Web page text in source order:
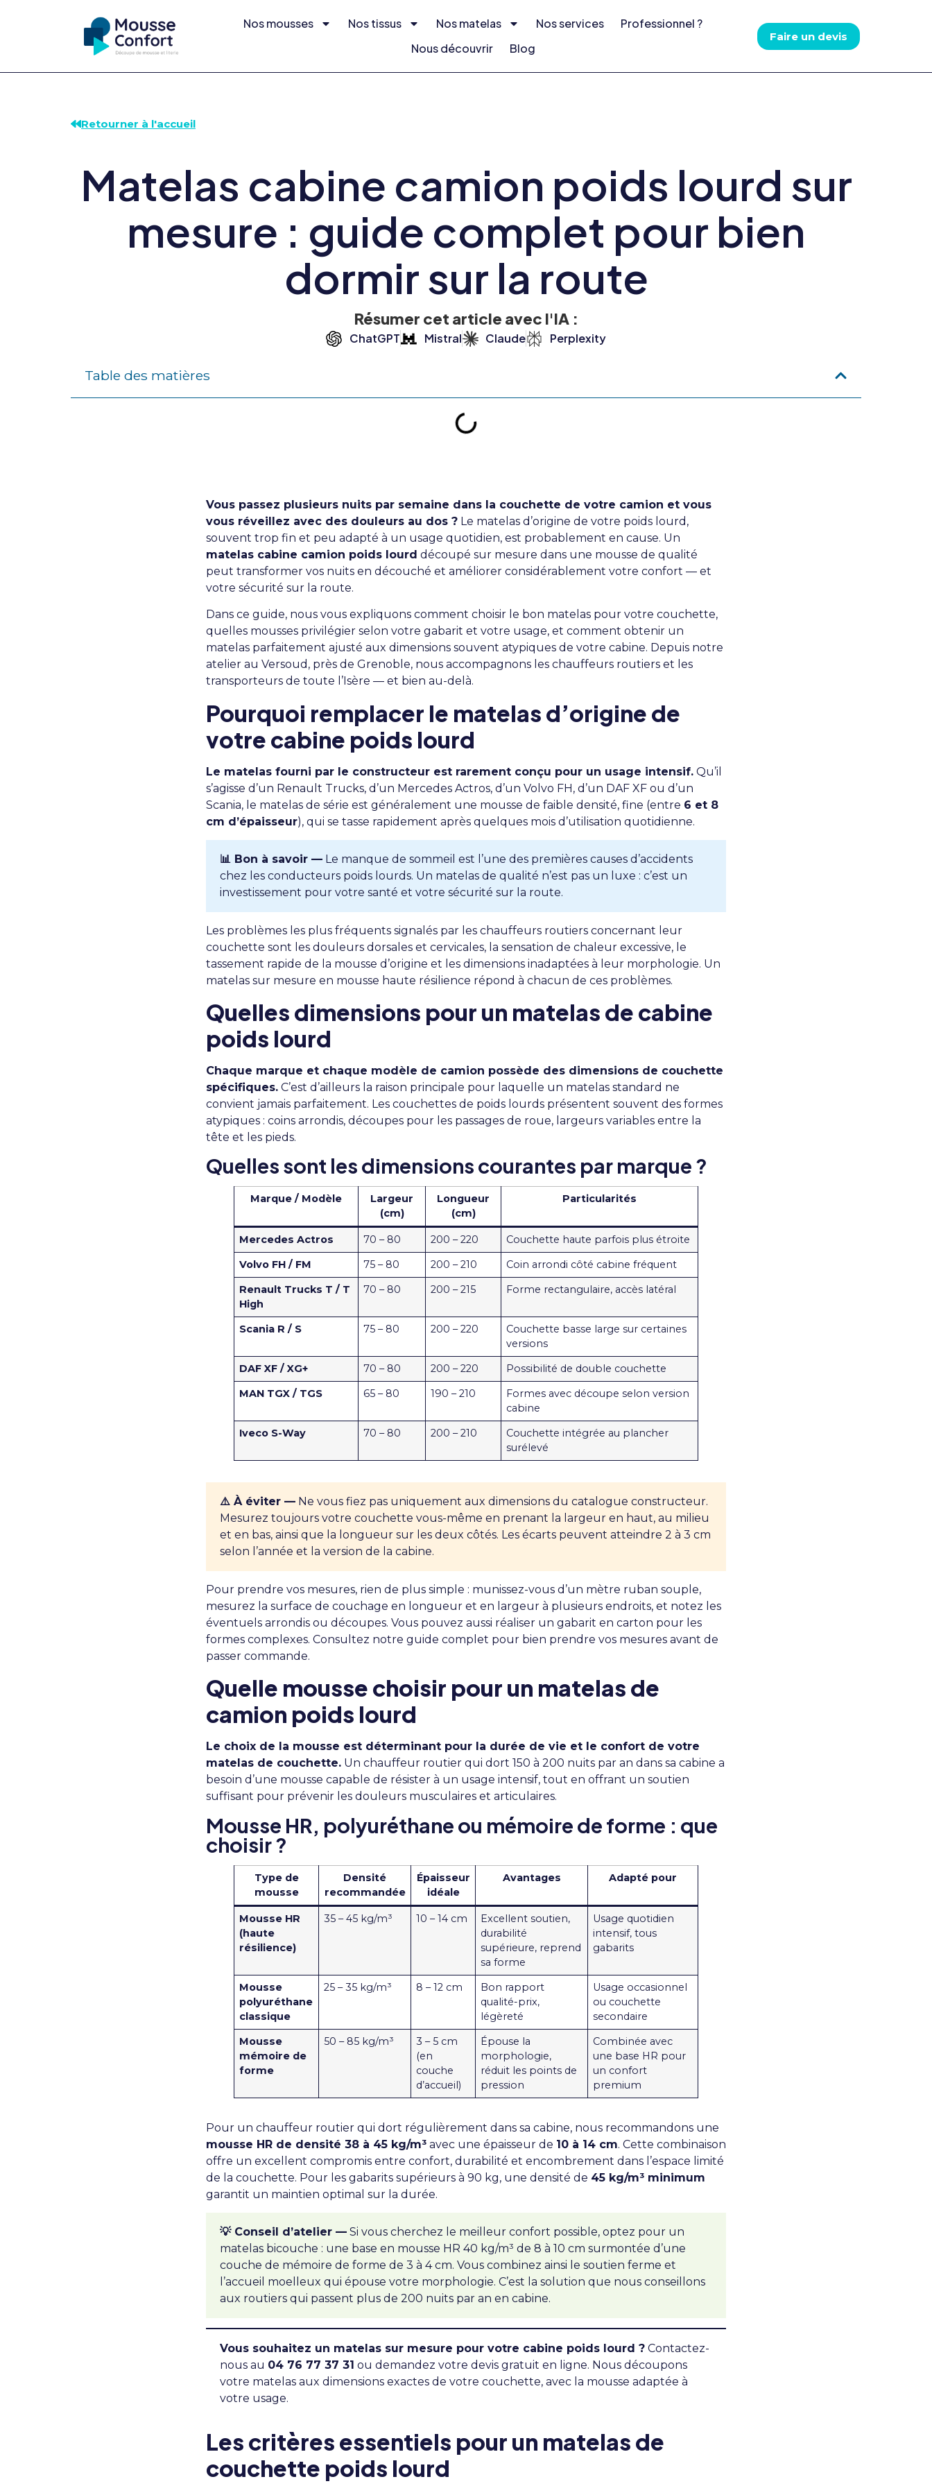
Nos mousses Nos tissus Nos matelas Nos services
Professionnel ?
Nous découvrir
Blog
Faire un devis
Retourner à l'accueil
Matelas cabine camion poids lourd sur
mesure : guide complet pour bien
dormir sur la route
Résumer cet article avec l'IA :
ChatGPT Mistral Claude Perplexity
Table des matières
Vous passez plusieurs nuits par semaine dans la couchette de votre camion et vous
vous réveillez avec des douleurs au dos ? Le matelas d’origine de votre poids lourd,
souvent trop fin et peu adapté à un usage quotidien, est probablement en cause. Un
matelas cabine camion poids lourd découpé sur mesure dans une mousse de qualité
peut transformer vos nuits en découché et améliorer considérablement votre confort — et
votre sécurité sur la route.
Dans ce guide, nous vous expliquons comment choisir le bon matelas pour votre couchette,
quelles mousses privilégier selon votre gabarit et votre usage, et comment obtenir un
matelas parfaitement ajusté aux dimensions souvent atypiques de votre cabine. Depuis notre
atelier au Versoud, près de Grenoble, nous accompagnons les chauffeurs routiers et les
transporteurs de toute l’Isère — et bien au-delà.
Pourquoi remplacer le matelas d’origine de
votre cabine poids lourd
Le matelas fourni par le constructeur est rarement conçu pour un usage intensif. Qu’il
s’agisse d’un Renault Trucks, d’un Mercedes Actros, d’un Volvo FH, d’un DAF XF ou d’un
Scania, le matelas de série est généralement une mousse de faible densité, fine (entre 6 et 8
cm d’épaisseur), qui se tasse rapidement après quelques mois d’utilisation quotidienne.
📊 Bon à savoir — Le manque de sommeil est l’une des premières causes d’accidents
chez les conducteurs poids lourds. Un matelas de qualité n’est pas un luxe : c’est un
investissement pour votre santé et votre sécurité sur la route.
Les problèmes les plus fréquents signalés par les chauffeurs routiers concernant leur
couchette sont les douleurs dorsales et cervicales, la sensation de chaleur excessive, le
tassement rapide de la mousse d’origine et les dimensions inadaptées à leur morphologie. Un
matelas sur mesure en mousse haute résilience répond à chacun de ces problèmes.
Quelles dimensions pour un matelas de cabine
poids lourd
Chaque marque et chaque modèle de camion possède des dimensions de couchette
spécifiques. C’est d’ailleurs la raison principale pour laquelle un matelas standard ne
convient jamais parfaitement. Les couchettes de poids lourds présentent souvent des formes
atypiques : coins arrondis, découpes pour les passages de roue, largeurs variables entre la
tête et les pieds.
Quelles sont les dimensions courantes par marque ?
Marque / Modèle
Largeur
(cm)
Longueur
(cm)
Particularités
Mercedes Actros 70 – 80 200 – 220
Couchette haute parfois plus étroite
Volvo FH / FM
75 – 80 200 – 210
Coin arrondi côté cabine fréquent
Renault Trucks T / T
High
70 – 80 200 – 215 Forme rectangulaire, accès latéral
Scania R / S 75 – 80 200 – 220
Couchette basse large sur certaines
versions
DAF XF / XG+
70 – 80 200 – 220
Possibilité de double couchette
MAN TGX / TGS
65 – 80 190 – 210
Formes avec découpe selon version
cabine
Iveco S-Way
70 – 80 200 – 210
Couchette intégrée au plancher
surélevé
⚠️ À éviter — Ne vous fiez pas uniquement aux dimensions du catalogue constructeur.
Mesurez toujours votre couchette vous-même en prenant la largeur en haut, au milieu
et en bas, ainsi que la longueur sur les deux côtés. Les écarts peuvent atteindre 2 à 3 cm
selon l’année et la version de la cabine.
Pour prendre vos mesures, rien de plus simple : munissez-vous d’un mètre ruban souple,
mesurez la surface de couchage en longueur et en largeur à plusieurs endroits, et notez les
éventuels arrondis ou découpes. Vous pouvez aussi réaliser un gabarit en carton pour les
formes complexes. Consultez notre guide complet pour bien prendre vos mesures avant de
passer commande.
Quelle mousse choisir pour un matelas de
camion poids lourd
Le choix de la mousse est déterminant pour la durée de vie et le confort de votre
matelas de couchette. Un chauffeur routier qui dort 150 à 200 nuits par an dans sa cabine a
besoin d’une mousse capable de résister à un usage intensif, tout en offrant un soutien
suffisant pour prévenir les douleurs musculaires et articulaires.
Mousse HR, polyuréthane ou mémoire de forme : que
choisir ?
Type de
mousse
Densité
recommandée
Épaisseur
idéale
Avantages Adapté pour
Mousse HR
(haute
résilience)
35 – 45 kg/m³ 10 – 14 cm
Excellent soutien,
durabilité
supérieure, reprend
sa forme
Usage quotidien
intensif, tous
gabarits
Mousse
polyuréthane
classique
25 – 35 kg/m³ 8 – 12 cm
Bon rapport
qualité-prix,
légèreté
Usage occasionnel
ou couchette
secondaire
Mousse
mémoire de
forme
50 – 85 kg/m³
3 – 5 cm
(en
couche
d’accueil)
Épouse la
morphologie,
réduit les points de
pression
Combinée avec
une base HR pour
un confort
premium
Pour un chauffeur routier qui dort régulièrement dans sa cabine, nous recommandons une
mousse HR de densité 38 à 45 kg/m³ avec une épaisseur de 10 à 14 cm. Cette combinaison
offre un excellent compromis entre confort, durabilité et encombrement dans l’espace limité
de la couchette. Pour les gabarits supérieurs à 90 kg, une densité de 45 kg/m³ minimum
garantit un maintien optimal sur la durée.
💡 Conseil d’atelier — Si vous cherchez le meilleur confort possible, optez pour un
matelas bicouche : une base en mousse HR 40 kg/m³ de 8 à 10 cm surmontée d’une
couche de mémoire de forme de 3 à 4 cm. Vous combinez ainsi le soutien ferme et
l’accueil moelleux qui épouse votre morphologie. C’est la solution que nous conseillons
aux routiers qui passent plus de 200 nuits par an en cabine.
Vous souhaitez un matelas sur mesure pour votre cabine poids lourd ? Contactez-
nous au 04 76 77 37 31 ou demandez votre devis gratuit en ligne. Nous découpons
votre matelas aux dimensions exactes de votre couchette, avec la mousse adaptée à
votre usage.
Les critères essentiels pour un matelas de
couchette poids lourd